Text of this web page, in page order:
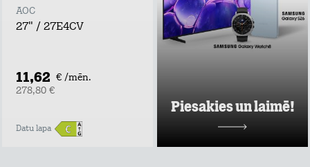
AOC
27" / 27E4CV
11,62 € /mēn.
278,80 €
Datu lapa
Piesakies un laimē!
Uzzināt vairāk